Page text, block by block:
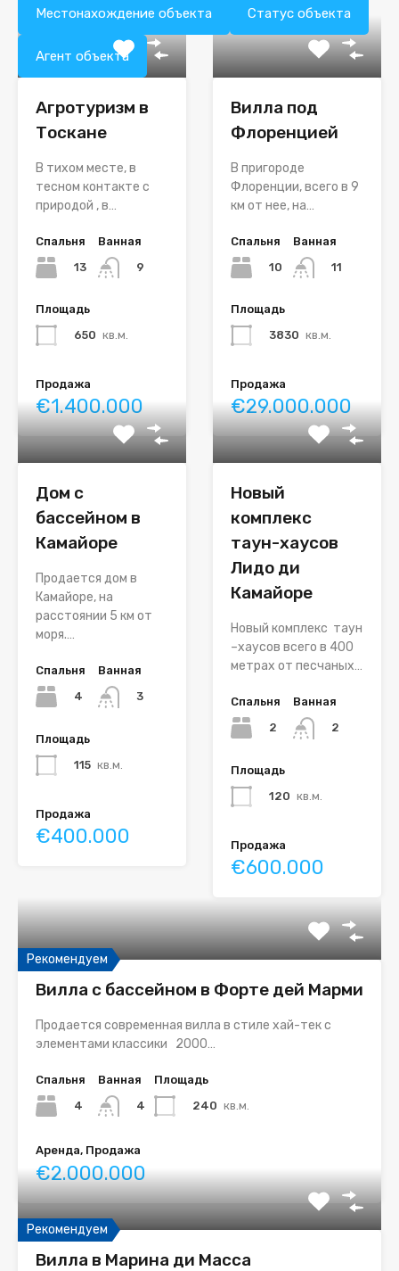
Местонахождение объекта Статус объекта
Агент объекта
Агротуризм в
Тоскане
В тихом месте, в
тесном контакте с
природой , в…
Спальня
13
Ванная
9
Площадь
650 кв.м.
Продажа
€1.400.000
Вилла под
Флоренцией
В пригороде
Флоренции, всего в 9
км от нее, на…
Спальня
10
Ванная
11
Площадь
3830 кв.м.
Продажа
€29.000.000
Дом с
бассейном в
Камайоре
Продается дом в
Камайоре, на
расстоянии 5 км от
моря.…
Спальня
4
Ванная
3
Площадь
115 кв.м.
Продажа
€400.000
Новый
комплекс
таун-хаусов
Лидо ди
Камайоре
Новый комплекс таун
–хаусов всего в 400
метрах от песчаных…
Спальня
2
Ванная
2
Площадь
120 кв.м.
Продажа
€600.000
Рекомендуем
Вилла с бассейном в Форте дей Марми
Продается современная вилла в стиле хай-тек с
элементами классики 2000…
Спальня
4
Ванная
4
Площадь
240 кв.м.
Аренда, Продажа
€2.000.000
Рекомендуем
Вилла в Марина ди Масса